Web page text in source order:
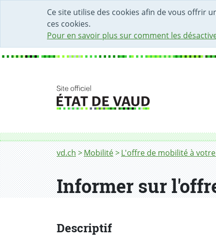
Ce site utilise des cookies afin de vous offrir
ces cookies.
Pour en savoir plus sur comment les
DÉBUT DU CONTENU DE LA PAGE
ACCÈS AU CHAMP DE RECHERCHE
PAGE D'ACCUEIL
FORMULAIRE DE CONTACT
Fil d'Ariane
vd.ch Mobilité L'offre de mobilité à
Informer sur l'offre de mobilité existante
Informer sur
Descriptif